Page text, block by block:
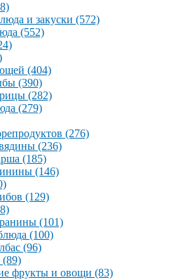
и закуски (572)
(552)
(404)
(390)
(282)
(279)
(276)
(236)
(185)
(146)
(129)
(101)
(100)
(96)
(89)
фрукты и овощи (83)